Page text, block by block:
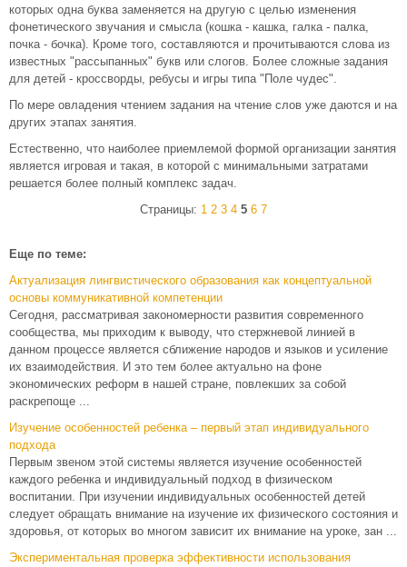
которых одна буква заменяется на другую с целью изменения
фонетического звучания и смысла (кошка - кашка, галка - палка,
почка - бочка). Кроме того, составляются и прочитываются слова из
известных "рассыпанных" букв или слогов. Более сложные задания
для детей - кроссворды, ребусы и игры типа "Поле чудес".
По мере овладения чтением задания на чтение слов уже даются и на
других этапах занятия.
Естественно, что наиболее приемлемой формой организации занятия
является игровая и такая, в которой с минимальными затратами
решается более полный комплекс задач.
Страницы: 1 2 3 4 5 6 7
Еще по теме:
Актуализация лингвистического образования как концептуальной
основы коммуникативной компетенции
Сегодня, рассматривая закономерности развития современного
сообщества, мы приходим к выводу, что стержневой линией в
данном процессе является сближение народов и языков и усиление
их взаимодействия. И это тем более актуально на фоне
экономических реформ в нашей стране, повлекших за собой
раскрепоще ...
Изучение особенностей ребенка – первый этап индивидуального
подхода
Первым звеном этой системы является изучение особенностей
каждого ребенка и индивидуальный подход в физическом
воспитании. При изучении индивидуальных особенностей детей
следует обращать внимание на изучение их физического состояния и
здоровья, от которых во многом зависит их внимание на уроке, зан ...
Экспериментальная проверка эффективности использования